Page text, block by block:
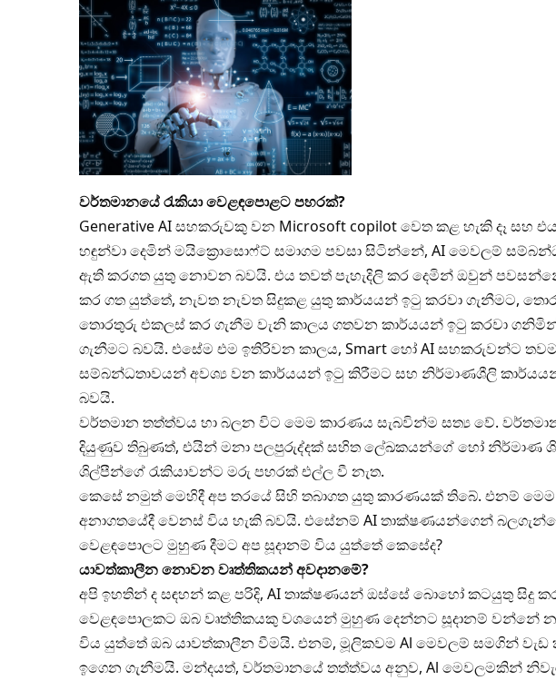
වර්තමානයේ රැකියා වෙළඳපොළට පහරක්?
Generative AI සහකරුවකු වන Microsoft copilot වෙත කළ හැකි දෑ සහ
හඳුන්වා දෙමින් මයික්‍රොසොෆ්ට් සමාගම පවසා සිටින්නේ, AI මෙවලම්
ඇති කරගත යුතු නොවන බවයි. එය තවත් පැහැදිලි කර දෙමින් ඔවුන්
කර ගත යුත්තේ, නැවත නැවත සිදුකළ යුතු කාර්යයන් ඉටු කරවා ගැනීමට,
තොරතුරු එකලස් කර ගැනීම වැනි කාලය ගතවන කාර්යයන් ඉටු කරවා
ගැනීමට බවයි. එසේම එම ඉතිරිවන කාලය, Smart හෝ AI සහකරුවන්ට
සම්බන්ධතාවයන් අවශ්‍ය වන කාර්යයන් ඉටු කිරීමට සහ නිර්මාණශීලි
බවයි.
වර්තමාන තත්ත්වය හා බලන විට මෙම කාරණය සැබවින්ම සත්‍ය වේ.
දියුණුව තිබුණත්, එයින් මනා පලපුරුද්දක් සහිත ලේඛකයන්ගේ හෝ නිර්මාණ
ශිල්පීන්ගේ රැකියාවන්ට මරු පහරක් එල්ල වී නැත.
කෙසේ නමුත් මෙහිදී අප තරයේ සිහි තබාගත යුතු කාරණයක් තිබේ. එනම්
අනාගතයේදී වෙනස් විය හැකි බවයි. එසේනම් AI තාක්ෂණයන්ගෙන්
වෙළඳපොලට මුහුණ දීමට අප සූදානම් විය යුත්තේ කෙසේද?
යාවත්කාලීන නොවන වෘත්තිකයන් අවදානමේ?
අපි ඉහතින් ද සඳහන් කළ පරිදි, AI තාක්ෂණයන් ඔස්සේ බොහෝ කටයුතු සිදු
වෙළඳපොලකට ඔබ වෘත්තිකයකු වශයෙන් මුහුණ දෙන්නට සූදානම් වන්නේ
විය යුත්තේ ඔබ යාවත්කාලීන වීමයි. එනම්, මූලිකවම Al මෙවලම් සමගින්
ඉගෙන ගැනීමයි. මන්දයත්, වර්තමානයේ තත්ත්වය අනුව, Al මෙවලමකින්